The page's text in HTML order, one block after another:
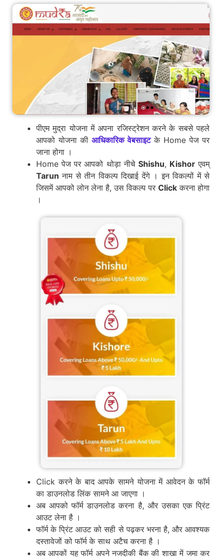
पीएम मुद्रा योजना में अपना रजिस्ट्रेशन करने के सबसे पहले
आपको योजना की आधिकारिक वेबसाइटके Home पेज पर
जाना होगा ।
Home पेज पर आपको थोड़ा नीचे Shishu, Kishorएवम्
Tarun नाम से तीन विकल्प दिखाई देंगे । इन विकल्पों में से
जिसमें आपको लोन लेना है, उस विकल्प पर Click करना होगा
।
Click करने के बाद आपके सामने योजना में आवेदन के फॉर्म
का डाउनलोड लिंक सामने आ जाएगा ।
अब आपको फॉर्म डाउनलोड करना है, और उसका एक प्रिंट
आउट लेना है ।
फॉर्म के प्रिंट आउट को सही से पढ़कर भरना है, और आवश्यक
दस्तावेजों को फॉर्म के साथ अटैच करना है ।
अब आपकों यह फॉर्म अपने नजदीकी बैंक की शाखा में जमा कर